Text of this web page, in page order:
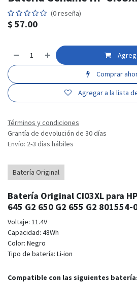
(0 reseña)
$ 57.00
Comprar
Agregar a la lista
Términos y condiciones
Grantía de devolución de 30 días
Envío: 2-3 días hábiles
Batería Original
Batería Original CI03XL para
645 G2 650 G2 655 G2 801554-
Voltaje: 11.4V
Capacidad: 48Wh
Color: Negro
Tipo de batería: Li-ion
Compatible con las siguientes